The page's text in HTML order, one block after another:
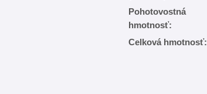
Pohotovostná
hmotnosť:
Celková hmotnosť: